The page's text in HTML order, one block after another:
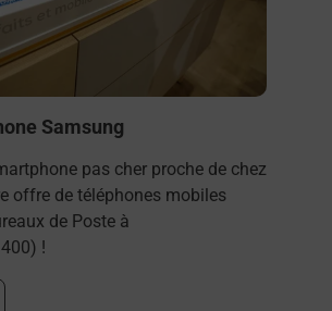
Samsung
pas cher proche de chez
offre de téléphones mobiles
de Poste à
!